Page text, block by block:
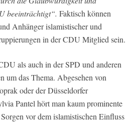
beeinträchtigt“. Faktisch können
Anhänger islamistischer und
in der CDU Mitglied sein.
als auch in der SPD und anderen
um das Thema. Abgesehen von
oder der Düsseldorfer
Pantel hört man kaum prominente
vor dem islamistischen Einfluss